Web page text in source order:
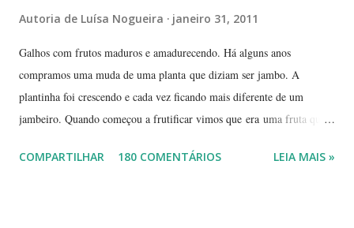
Autoria de Luísa Nogueira janeiro 31, 2011
Galhos com frutos maduros e amadurecendo. Há alguns anos
compramos uma muda de uma planta que diziam ser jambo. A
plantinha foi crescendo e cada vez ficando mais diferente de um
jambeiro. Quando começou a frutificar vimos que era uma fruta que
pequena, tem mais ou menos um quarto do tamanho de um jambo,
COMPARTILHAR 180 COMENTÁRIOS LEIA MAIS »